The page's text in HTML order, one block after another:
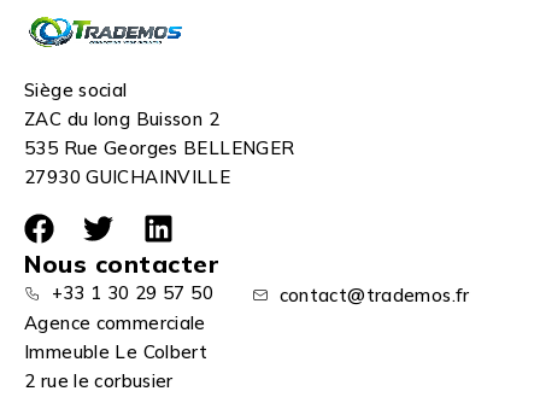
Siège social
ZAC du long Buisson 2
535 Rue Georges BELLENGER
27930 GUICHAINVILLE
Nous contacter
+33 1 30 29 57 50
contact@trademos.fr
Agence commerciale
Immeuble Le Colbert
2 rue le corbusier